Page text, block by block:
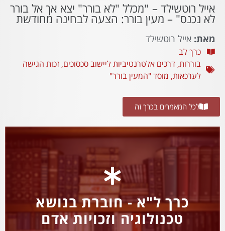
אייל רוטשילד – "מכלל "לא בורר" יצא אך אל בורר
לא נכנס" – מעין בורר: הצעה לבחינה מחודשת
מאת: אייל רוטשילד
כרך לב
בוררות, דרכים אלטרנטיביות ליישוב סכסוכים, זכות הגישה
לערכאות, מוסד "המעין בורר"
לכל המאמרים בכרך זה
כרך ל"א - חוברת בנושא
טכנולוגיה וזכויות אדם